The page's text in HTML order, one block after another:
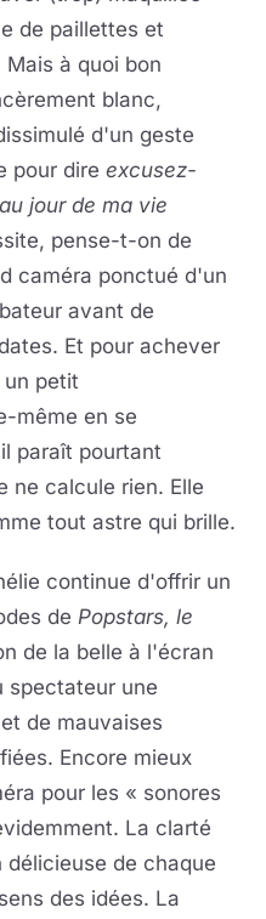
de paillettes et
Mais à quoi bon
blanc,
d'un geste
pour dire excusez-
jour de ma vie
pense-t-on de
caméra ponctué d'un
avant de
Et pour achever
petit
même en se
paraît pourtant
ne calcule rien. Elle
tout astre qui brille.
continue d'offrir un
de Popstars, le
de la belle à l'écran
spectateur une
de mauvaises
Encore mieux
pour les « sonores
La clarté
de chaque
des idées. La